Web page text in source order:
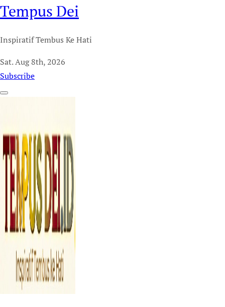
Tempus Dei
Inspiratif Tembus Ke Hati
Sat. Aug 8th, 2026
Subscribe